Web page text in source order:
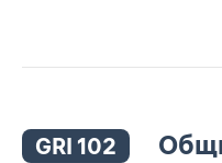
GRI 102